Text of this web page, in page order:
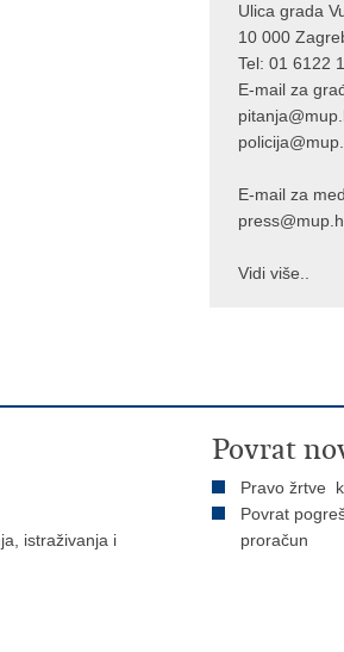
Ulica grada
10 000
Tel: 01 6122
E-mail za
E-mail za
Vidi više..
istraživanja i
Povrat
Pravo žrtve
Povrat
proračun